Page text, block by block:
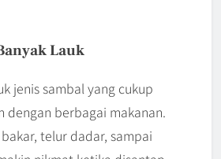
Lauk
jenis sambal yang cukup
dengan berbagai makanan.
telur dadar, sampai